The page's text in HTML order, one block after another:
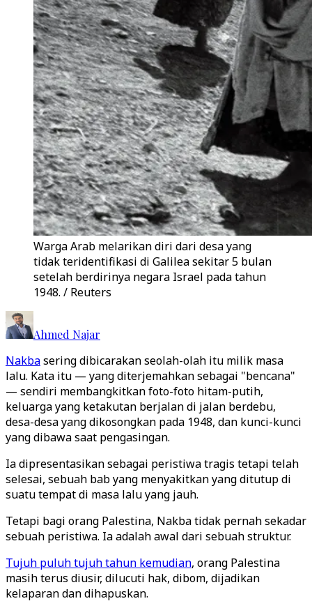
Warga Arab melarikan diri dari desa yang
tidak teridentifikasi di Galilea sekitar 5 bulan
setelah berdirinya negara Israel pada tahun
1948. / Reuters
Ahmed Najar
Nakbasering dibicarakan seolah-olah itu milik masa
lalu. Kata itu — yang diterjemahkan sebagai "bencana"
— sendiri membangkitkan foto-foto hitam-putih,
keluarga yang ketakutan berjalan di jalan berdebu,
desa-desa yang dikosongkan pada 1948, dan kunci-kunci
yang dibawa saat pengasingan.
Ia dipresentasikan sebagai peristiwa tragis tetapi telah
selesai, sebuah bab yang menyakitkan yang ditutup di
suatu tempat di masa lalu yang jauh.
Tetapi bagi orang Palestina, Nakba tidak pernah sekadar
sebuah peristiwa. Ia adalah awal dari sebuah struktur.
Tujuh puluh tujuh tahun kemudian, orang Palestina
masih terus diusir, dilucuti hak, dibom, dijadikan
kelaparan dan dihapuskan.